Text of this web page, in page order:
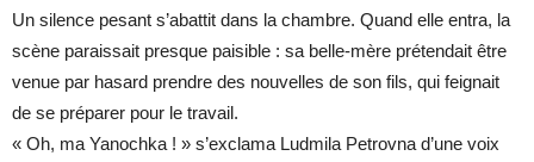
Un silence pesant s’abattit dans la chambre. Quand elle entra, la
scène paraissait presque paisible : sa belle-mère prétendait être
venue par hasard prendre des nouvelles de son fils, qui feignait
de se préparer pour le travail.
« Oh, ma Yanochka ! » s’exclama Ludmila Petrovna d’une voix